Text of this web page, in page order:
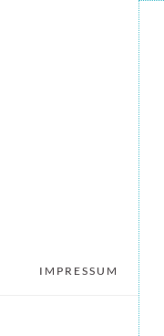
IMPRESSUM